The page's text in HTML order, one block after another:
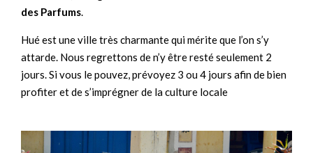
des Parfums.
Hué est une ville très charmante qui mérite que l’on s’y
attarde. Nous regrettons de n’y être resté seulement 2
jours. Si vous le pouvez, prévoyez 3 ou 4 jours afin de bien
profiter et de s’imprégner de la culture locale